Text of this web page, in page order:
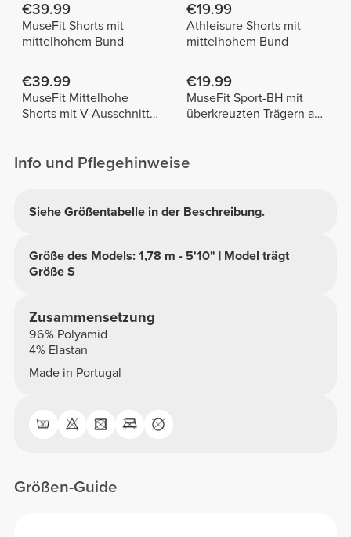
€39.99
MuseFit Shorts mit
mittelhohem Bund
€19.99
Athleisure Shorts mit
mittelhohem Bund
€39.99
MuseFit Mittelhohe
Shorts mit V-Ausschnitt
€19.99
MuseFit Sport-BH mit
überkreuzten Trägern am
Info und Pflegehinweise
Siehe Größentabelle in der Beschreibung.
Größe des Models: 1,78 m - 5'10" | Model trägt
Größe S
Zusammensetzung
96% Polyamid
4% Elastan
Made in Portugal
Größen-Guide